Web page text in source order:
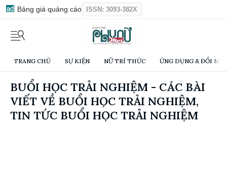
Bảng giá quảng cáo ISSN: 3093-382X
TRANG CHỦ SỰ KIỆN NỮ TRÍ THỨC ỨNG DỤNG & ĐỔI
BUỔI HỌC TRẢI NGHIỆM - CÁC BÀI
VIẾT VỀ BUỔI HỌC TRẢI NGHIỆM,
TIN TỨC BUỔI HỌC TRẢI NGHIỆM